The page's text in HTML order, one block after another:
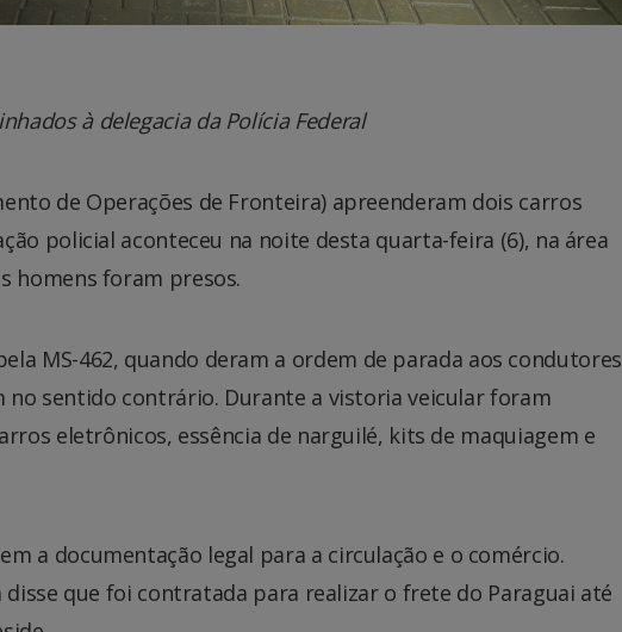
à delegacia da Polícia Federal
de Operações de Fronteira) apreenderam dois carros
policial aconteceu na noite desta quarta-feira (6), na área
homens foram presos.
MS-462, quando deram a ordem de parada aos condutores
no sentido contrário. Durante a vistoria veicular foram
eletrônicos, essência de narguilé, kits de maquiagem e
a documentação legal para a circulação e o comércio.
que foi contratada para realizar o frete do Paraguai até